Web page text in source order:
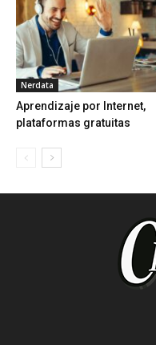
Nerdata
Aprendizaje por Internet,
plataformas gratuitas